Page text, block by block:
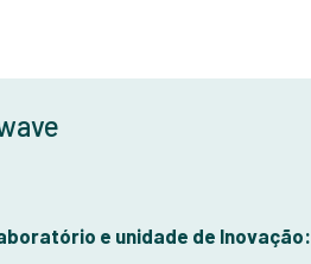
e unidade de Inovação: